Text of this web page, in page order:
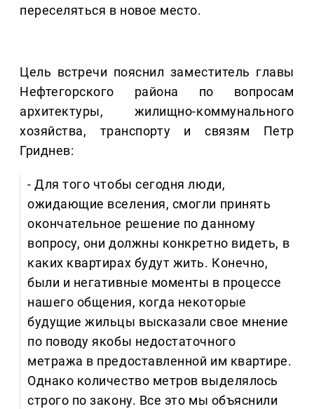
переселяться в новое место.
Цель встречи пояснил заместитель главы
Нефтегорского района по вопросам
архитектуры, жилищно-коммунального
хозяйства, транспорту и связям Петр
Гриднев:
- Для того чтобы сегодня люди,
ожидающие вселения, смогли принять
окончательное решение по данному
вопросу, они должны конкретно видеть, в
каких квартирах будут жить. Конечно,
были и негативные моменты в процессе
нашего общения, когда некоторые
будущие жильцы высказали свое мнение
по поводу якобы недостаточного
метража в предоставленной им квартире.
Однако количество метров выделялось
строго по закону. Все это мы объяснили